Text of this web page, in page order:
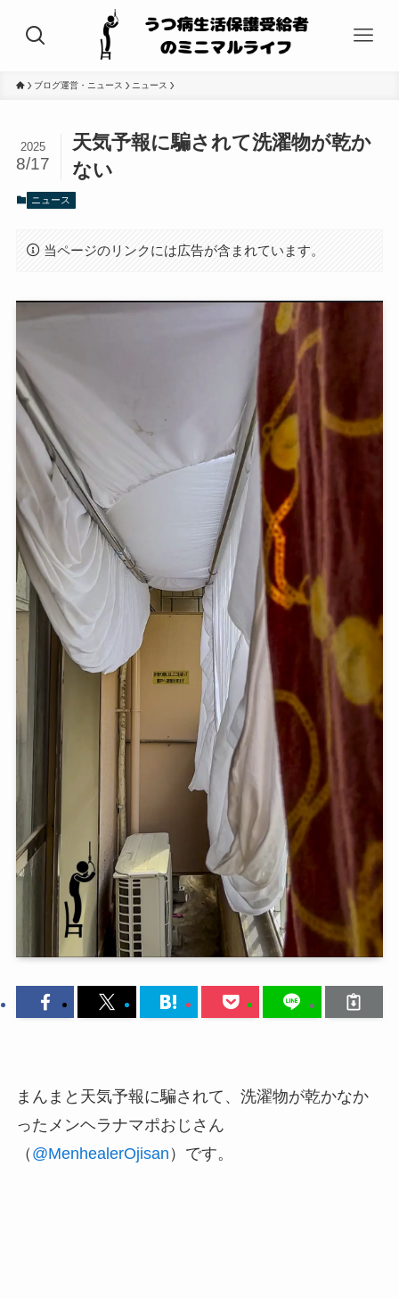
ブログ運営・ニュース ニュース
天気予報に騙されて洗濯物が乾か
ない
2025
8/17
ニュース
当ページのリンクには広告が含まれています。
まんまと天気予報に騙されて、洗濯物が乾かなか
ったメンヘラナマポおじさん
（ @MenhealerOjisan ）です。